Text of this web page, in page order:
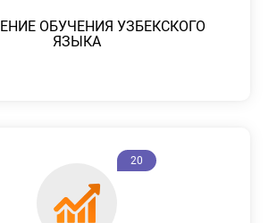
ОБУЧЕНИЯ УЗБЕКСКОГО
ЯЗЫКА
20